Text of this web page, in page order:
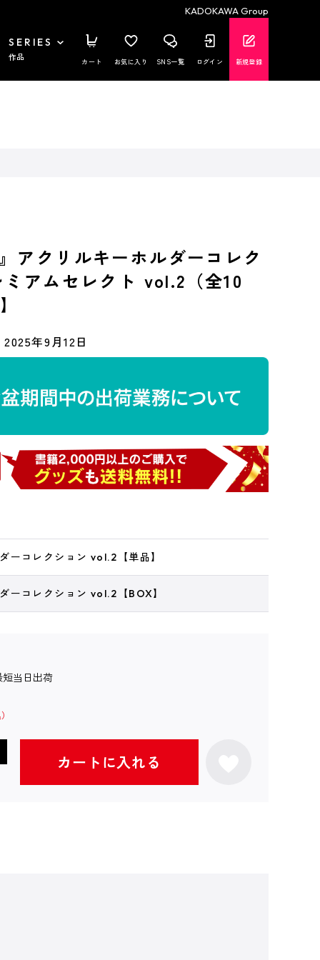
KADOKAWA Group
SERIES
作品 カート お気に入り SNS一覧 ログイン 新規登録
アクリルキーホルダーコレク
アムセレクト vol.2（全10
2025年9月12日
ーコレクション vol.2【単品】
ーコレクション vol.2【BOX】
短当日出荷
カートに入れる